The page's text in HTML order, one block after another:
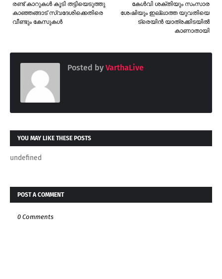
കേൾവി ശക്തിയും സംസാര
ശേഷിയും ഇല്ലാത്ത യുവതിയെ
ട്രെയിൻ യാത്രക്കിടയിൽ
കാണാതായി
രണ്ട് കാറുകൾ കൂടി തട്ടിയെടുത്തു
കാഞ്ഞങ്ങാട് സ്വദേശിക്കെതിരെ
വീണ്ടും കേസുകൾ
Posted by VarthaLive
YOU MAY LIKE THESE POSTS
undefined
POST A COMMENT
0 Comments